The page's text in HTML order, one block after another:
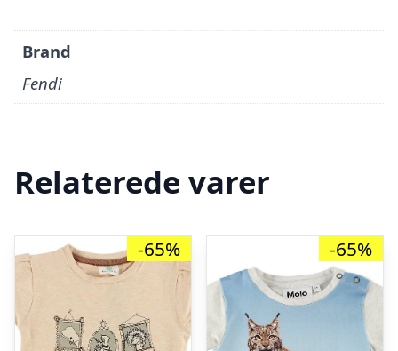
Brand
Fendi
Relaterede varer
-65% -65%